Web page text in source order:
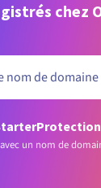
chez
Protection
un nom de